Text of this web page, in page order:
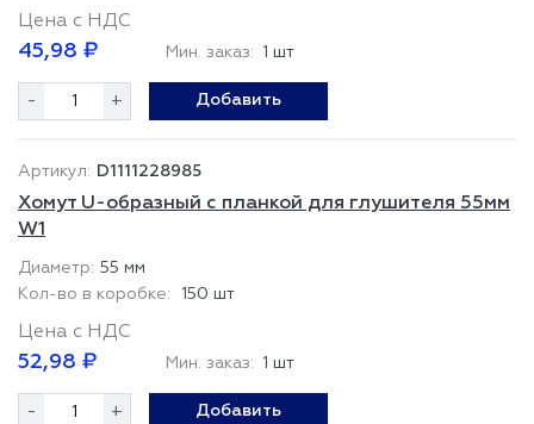
Цена с НДС
45,98 ₽ Мин. заказ: 1 шт
- + Добавить
D1111228985
Хомут U-образный с планкой для глушителя 55мм
W1
55 мм
150 шт
Цена с НДС
52,98 ₽ Мин. заказ: 1 шт
- + Добавить